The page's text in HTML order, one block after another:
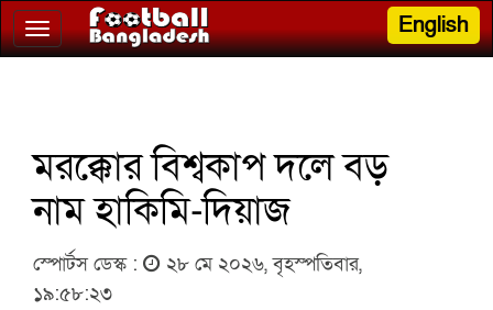
Toggle
navigation
English
মরক্কোর বিশ্বকাপ দলে বড়
নাম হাকিমি-দিয়াজ
স্পোর্টস ডেস্ক :
২৮ মে ২০২৬, বৃহস্পতিবার,
১৯:৫৮:২৩